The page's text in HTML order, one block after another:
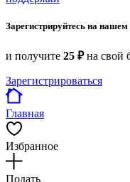
Зарегистрируйтесь на нашем
и получите 25 ₽на свой
Зарегистрироваться
Главная
Избранное
Подать